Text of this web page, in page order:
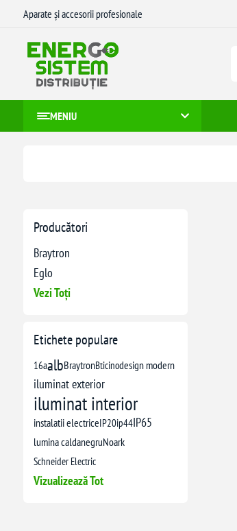
Aparate și accesorii profesionale
MENIU
Producători
Braytron
Eglo
Vezi Toți
Etichete populare
16aalbBraytronBticinodesign modern
iluminat exterior
iluminat interior
instalatii electriceIP20ip44IP65
lumina caldanegruNoark
Schneider Electric
Vizualizează Tot